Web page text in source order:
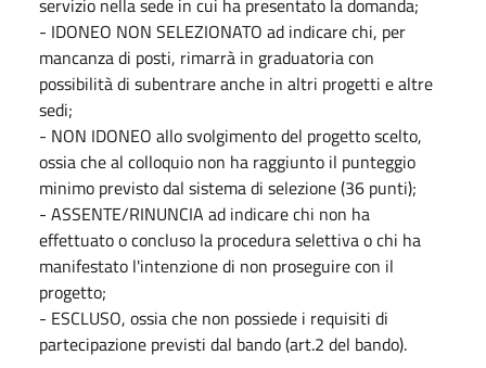
- IDONEO NON SELEZIONATO ad indicare chi, per
mancanza di posti, rimarrà in graduatoria con
possibilità di subentrare anche in altri progetti e altre
sedi;
- NON IDONEO allo svolgimento del progetto scelto,
ossia che al colloquio non ha raggiunto il punteggio
minimo previsto dal sistema di selezione (36 punti);
- ASSENTE/RINUNCIA ad indicare chi non ha
effettuato o concluso la procedura selettiva o chi ha
manifestato l'intenzione di non proseguire con il
progetto;
- ESCLUSO, ossia che non possiede i requisiti di
partecipazione previsti dal bando (art.2 del bando).